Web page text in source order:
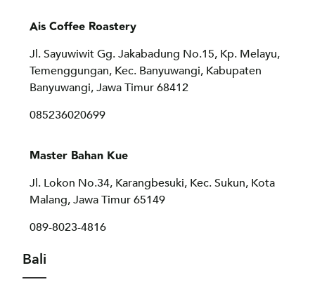
Ais Coffee Roastery
Jl. Sayuwiwit Gg. Jakabadung No.15, Kp. Melayu,
Temenggungan, Kec. Banyuwangi, Kabupaten
Banyuwangi, Jawa Timur 68412
085236020699
Master Bahan Kue
Jl. Lokon No.34, Karangbesuki, Kec. Sukun, Kota
Malang, Jawa Timur 65149
089-8023-4816
Bali